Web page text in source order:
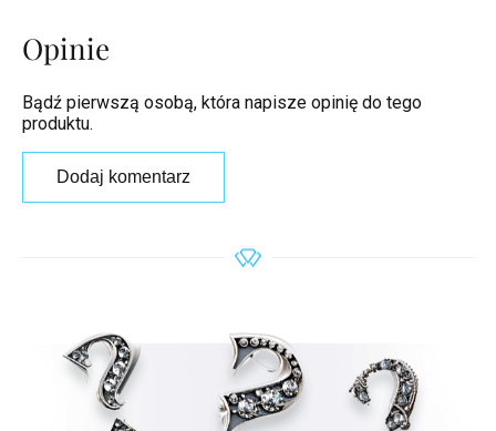
Opinie
Bądź pierwszą osobą, która napisze opinię do tego
produktu.
Dodaj komentarz